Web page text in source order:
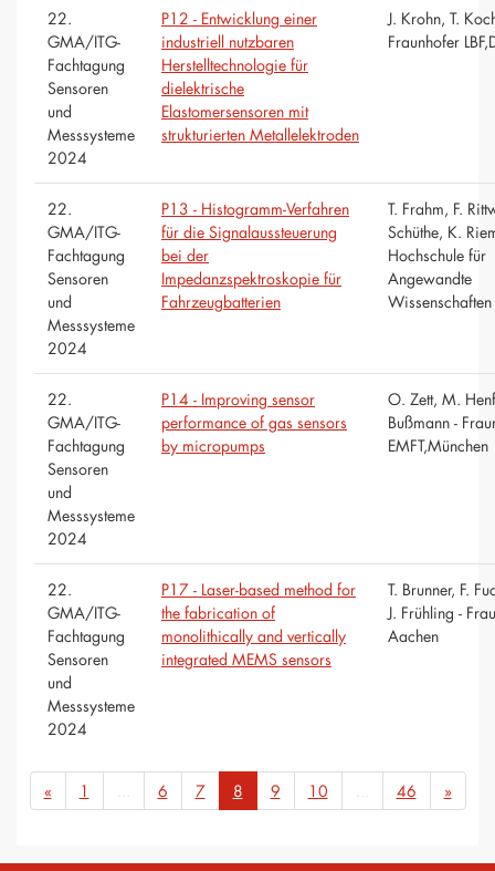
22.
GMA/ITG-
Fachtagung
Sensoren
und
Messsysteme
2024
P12 - Entwicklung einer
industriell nutzbaren
Herstelltechnologie für
dielektrische
Elastomersensoren mit
strukturierten Metallelektroden
J. Krohn, T.
Fraunhofer
22.
GMA/ITG-
Fachtagung
Sensoren
und
Messsysteme
2024
P13 - Histogramm-Verfahren
für die Signalaussteuerung
bei der
Impedanzspektroskopie für
Fahrzeugbatterien
T. Frahm, F.
Schüthe, K.
Hochschule für
Angewandte
22.
GMA/ITG-
Fachtagung
Sensoren
und
Messsysteme
2024
P14 - Improving sensor
performance of gas sensors
by micropumps
O. Zett, M.
Bußmann -
EMFT,München
22.
GMA/ITG-
Fachtagung
Sensoren
und
Messsysteme
2024
P17 - Laser-based method for
the fabrication of
monolithically and vertically
integrated MEMS sensors
T. Brunner, F.
J. Frühling -
Aachen
« 1 ... 6 7 8 9 10 ... 46 »